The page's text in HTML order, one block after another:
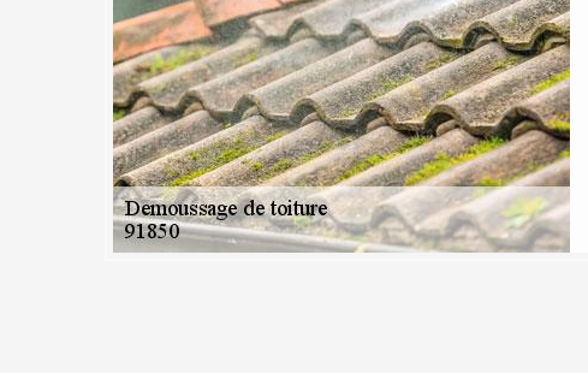
le type de toiture à démousser, les matériaux à travailler, l’étendue de
bâtiment, nous sommes les plus à même de répondre à votre besoin. Si
nous dès aujourd’hui.